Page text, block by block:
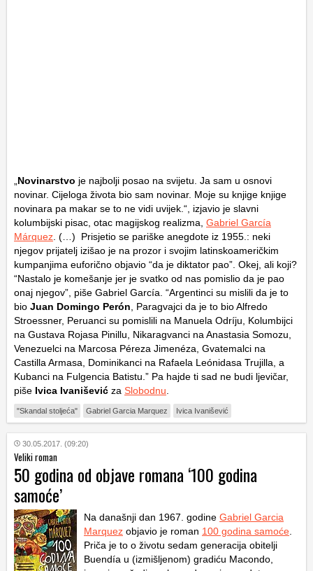
Novinarstvo je najbolji posao na svijetu. Ja sam u osnovi
novinar. Cijeloga života bio sam novinar. Moje su knjige knjige
novinara pa makar se to ne vidi uvijek.“, izjavio je slavni
kolumbijski pisac, otac magijskog realizma, Gabriel García
Márquez . (…) Prisjetio se pariške anegdote iz 1955.: neki
njegov prijatelj izišao je na prozor i svojim latinskoameričkim
kumpanjima euforično objavio “da je diktator pao”. Okej, ali koji?
“Nastalo je komešanje jer je svatko od nas pomislio da je pao
onaj njegov”, piše Gabriel García. “Argentinci su mislili da je to
bio Juan Domingo Perón , Paragvajci da je to bio Alfredo
Stroessner, Peruanci su pomislili na Manuela Odríju, Kolumbijci
na Gustava Rojasa Pinillu, Nikaragvanci na Anastasia Somozu,
Venezuelci na Marcosa Péreza Jimenéza, Gvatemalci na
Castilla Armasa, Dominikanci na Rafaela Leónidasa Trujilla, a
Kubanci na Fulgencia Batistu.” Pa hajde ti sad ne budi ljevičar,
piše Ivica Ivanišević za Slobodnu
"Skandal stoljeća" Gabriel Garcia Marquez Ivica Ivanišević
30.05.2017. (09:20)
Veliki roman
50 godina od objave romana ‘100 godina
samoće’
Na današnji dan 1967. godine Gabriel Garcia
Marquez objavio je roman 100 godina samoće
Priča je to o životu sedam generacija obitelji
Buendía u (izmišljenom) gradiću Macondo,